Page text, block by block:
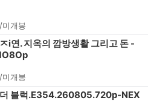
개봉
i연. 지옥의 깜방생활 그리고 돈 -
개봉
더 블럭.E354.260805.720p-NEX